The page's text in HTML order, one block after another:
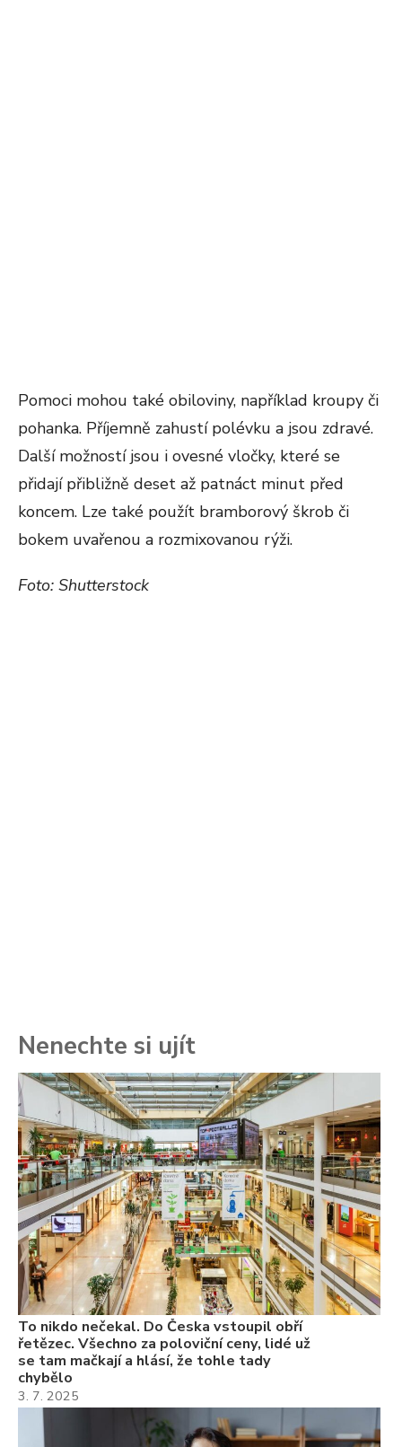
Pomoci mohou také obiloviny, například kroupy či
pohanka. Příjemně zahustí polévku a jsou zdravé.
Další možností jsou i ovesné vločky, které se
přidají přibližně deset až patnáct minut před
koncem. Lze také použít bramborový škrob či
bokem uvařenou a rozmixovanou rýži.
Foto: Shutterstock
Nenechte si ujít
To nikdo nečekal. Do Česka vstoupil obří
řetězec. Všechno za poloviční ceny, lidé už
se tam mačkají a hlásí, že tohle tady
chybělo
3. 7. 2025